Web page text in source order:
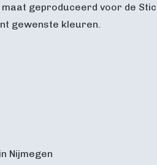
geproduceerd voor de
gewenste kleuren.
Nijmegen